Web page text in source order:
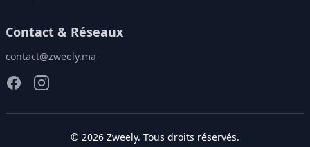
Contact & Réseaux
contact@zweely.ma
© 2026 Zweely. Tous droits réservés.